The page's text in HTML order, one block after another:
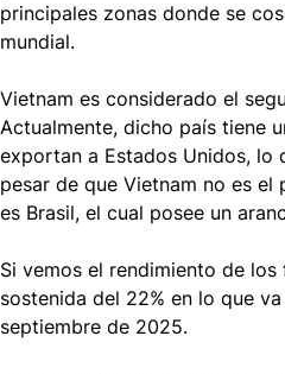
principales zonas donde se
mundial.
Vietnam es considerado el
Actualmente, dicho país tiene
exportan a Estados Unidos,
pesar de que Vietnam no es
es Brasil, el cual posee un
Si vemos el rendimiento de
sostenida del 22% en lo que
septiembre de 2025.